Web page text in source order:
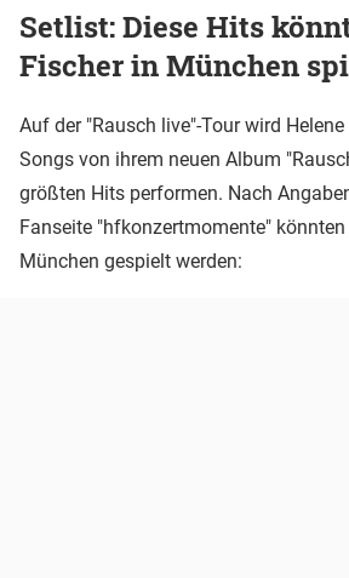
Setlist: Diese Hits
Fischer in München
Auf der "Rausch live"-Tour wird
Songs von ihrem neuen Album
größten Hits performen. Nach
Fanseite "hfkonzertmomente"
München gespielt werden: